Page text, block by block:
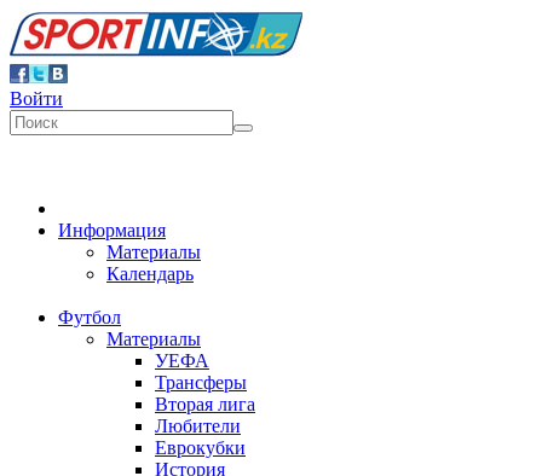
Войти
Информация
Материалы
Календарь
Футбол
Материалы
УЕФА
Трансферы
Вторая лига
Любители
Еврокубки
История